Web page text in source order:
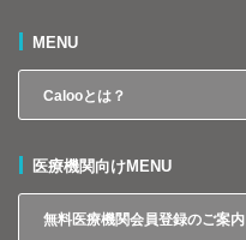
MENU
Calooとは？
医療機関向けMENU
無料医療機関会員登録のご案内